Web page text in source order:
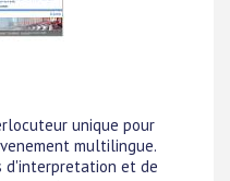
unique pour
multilingue.
d'interpretation et de